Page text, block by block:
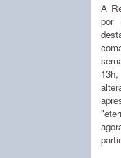
A
por